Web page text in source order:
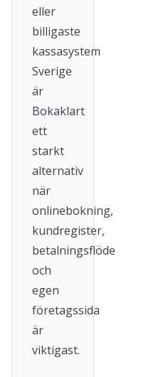
eller
billigaste
kassasystem
Sverige
är
Bokaklart
ett
starkt
alternativ
när
onlinebokning,
kundregister,
betalningsflöde
och
egen
företagssida
är
viktigast.